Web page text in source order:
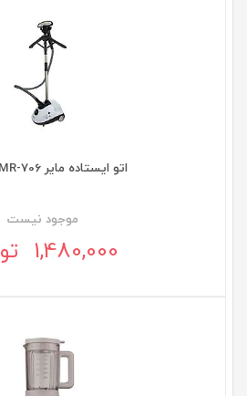
اتو ایستاده مایر MAIER MR-706
موجود نيست
1,480,000 تومان